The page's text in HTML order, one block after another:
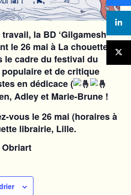
la BD ‘Gilgamesh’
le 26 mai à La chouette
le cadre du festival du
et de critique
en dédicace (
Adley et Marie-Brune !
vous le 26 mai (horaires à
librairie, Lille.